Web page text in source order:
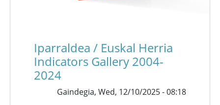
Iparraldea / Euskal Herria
Indicators Gallery 2004-
2024
Gaindegia, Wed, 12/10/2025 - 08:18